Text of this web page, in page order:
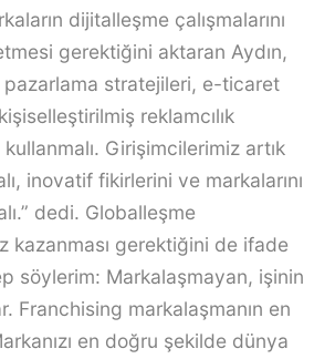
dijitalleşme çalışmalarını
gerektiğini aktaran Aydın,
pazarlama stratejileri, e-ticaret
reklamcılık
kullanmalı. Girişimcilerimiz artık
inovatif fikirlerini ve markalarını
dedi. Globalleşme
kazanması gerektiğini de ifade
söylerim: Markalaşmayan, işinin
Franchising markalaşmanın en
en doğru şekilde dünya